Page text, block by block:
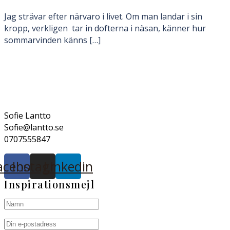
Jag strävar efter närvaro i livet. Om man landar i sin
kropp, verkligen tar in dofterna i näsan, känner hur
sommarvinden känns […]
Sofie Lantto
Sofie@lantto.se
0707555847
InstagramLinkedin
Inspirationsmejl